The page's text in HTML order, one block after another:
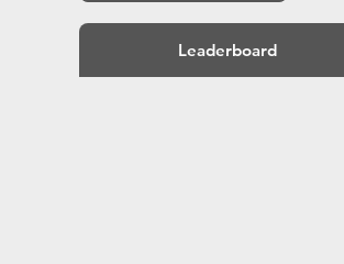
Leaderboard